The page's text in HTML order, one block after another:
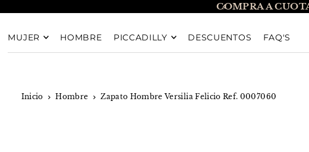
TRANSLATION MISSING: ES.ACCESSIBILITY.SKIP_TO_TEXT
COMPRA A
MUJER HOMBRE PICCADILLY DESCUENTOS FAQ'S
Inicio Hombre Zapato Hombre Versilia Felicio Ref. 0007060